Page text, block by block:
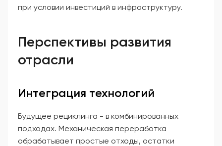
при условии инвестиций в инфраструктуру.
Перспективы развития
отрасли
Интеграция технологий
Будущее рециклинга - в комбинированных
подходах. Механическая переработка
обрабатывает простые отходы, остатки